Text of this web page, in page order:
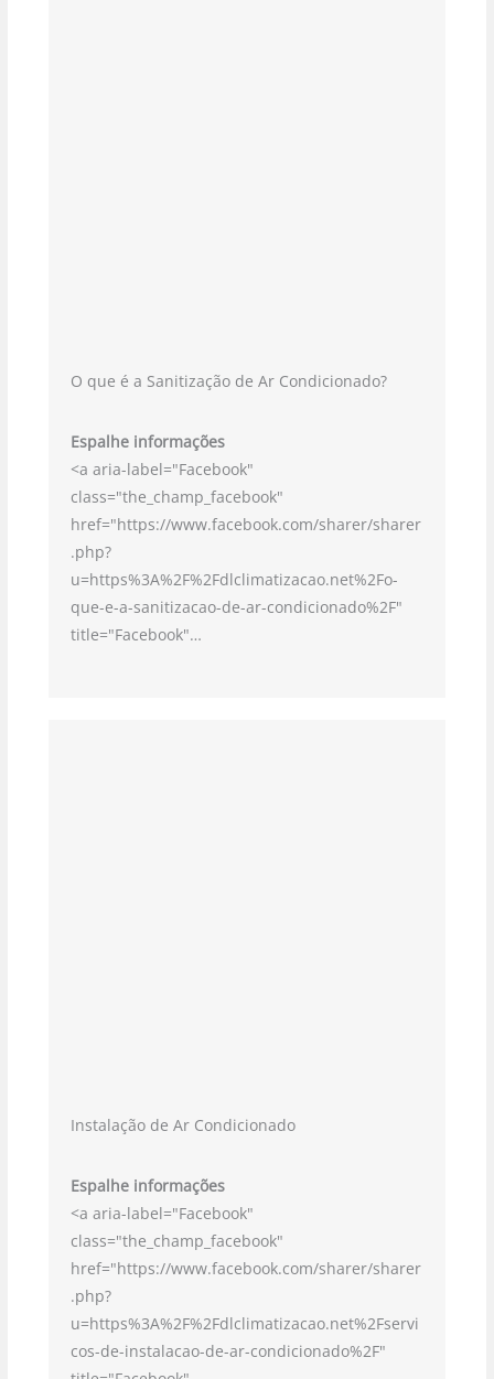
O que é a Sanitização de Ar Condicionado?
Espalhe informações
<a aria-label="Facebook"
class="the_champ_facebook"
href="https://www.facebook.com/sharer/sharer
.php?
u=https%3A%2F%2Fdlclimatizacao.net%2Fo-
que-e-a-sanitizacao-de-ar-condicionado%2F"
title="Facebook"…
Instalação de Ar Condicionado
Espalhe informações
<a aria-label="Facebook"
class="the_champ_facebook"
href="https://www.facebook.com/sharer/sharer
.php?
u=https%3A%2F%2Fdlclimatizacao.net%2Fservi
cos-de-instalacao-de-ar-condicionado%2F"